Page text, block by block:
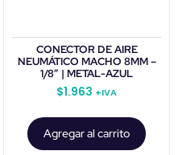
CONECTOR DE AIRE
NEUMÁTICO MACHO 8MM –
1/8″ | METAL-AZUL
$1.963 +IVA
Agregar al carrito